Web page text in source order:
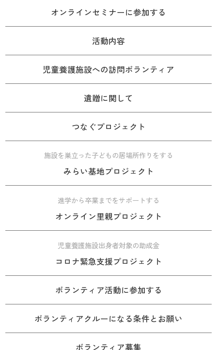
オンラインセミナーに参加する
活動内容
児童養護施設への訪問ボランティア
遺贈に関して
つなぐプロジェクト
施設を巣立った子どもの居場所作りをする
みらい基地プロジェクト
進学から卒業までをサポートする
オンライン里親プロジェクト
児童養護施設出身者対象の助成金
コロナ緊急支援プロジェクト
ボランティア活動に参加する
ボランティアクルーになる条件とお願い
ボランティア募集